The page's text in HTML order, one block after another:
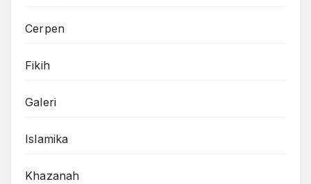
Cerpen
Fikih
Galeri
Islamika
Khazanah